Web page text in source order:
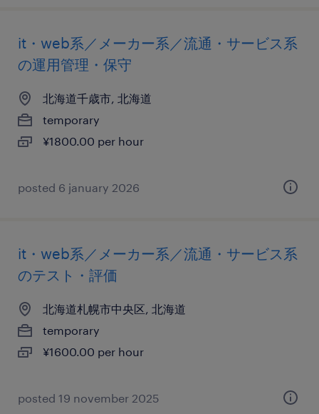
it・web系／メーカー系／流通・サービス系
の運用管理・保守
北海道千歳市, 北海道
temporary
¥1800.00 per hour
posted 6 january 2026
it・web系／メーカー系／流通・サービス系
のテスト・評価
北海道札幌市中央区, 北海道
temporary
¥1600.00 per hour
posted 19 november 2025